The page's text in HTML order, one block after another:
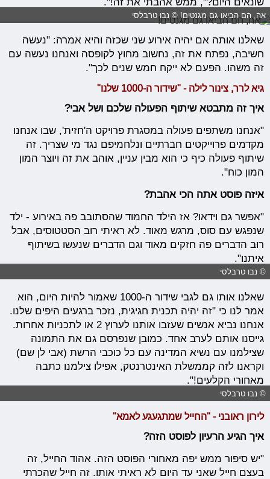
אה, הם הביאו גם מגנטים! © נבו טרבלסי
שאלנו אותה אם יהיה אירוע שני שכזה והיא אמרה: "נעשה
חשיבה, נפתח את זה, נחשוב מחוץ לקופסה ואנחנו נעשה עם
זה משהו. הפעם לא ייקח חמש שנים לכך".
גיא לרר, צינור לילה - "שידור ה-1000 שלנו"
איך זה מתבטא שיתוף הפעולה שלכם ושל אבי?
"אנחנו משתפים פעולה במסגרת פרויקט ה'חזית', שבו אנחנו
מקדמים פרוייקטים חברתיים ונלחמיפם נגד מי שצריך. זה
שיתוף פעולה כיף כי הוא מבין עניין, אוהב את זה ויוצר המון
המון כוח".
איזה פוסט אתה הכי אהבת?
"אפשר גם וידאו? אז הילד החמוד שהסתובב פה באירוע - ילד
שנפגש עם סוס, מרגש מאוד. לא ראיתי רוב הסטטוסים, אבל
רוב הדברים פה חזקים מאוד וגם הדברים שנעשו בשיתוף
איתנו".
© נבו טרבלסי
שאלנו אותו גם לגבי שידור ה-1000 שאמור להיות היום, הוא
אמר לנו כי "זה יהיה תכנית חגיגית, נזכר ברגעים היפים שלנו.
אנחנו נביא אנשים שעזבו אותנו לערוץ 2 או לתכניות אחרות.
גייסנו אותם לערב אחד. כמובן שנפרסם גם את התמונה
שצילמנו עם נשיא המדינה עם כל כוכבי הרשת (אבי לן שם)
וקראנו לזה קממשלת האינטרנטק, אפילו צילמנו כתבה
מאחורי הקלעים!".
© נבו טרבלסי
לירון ראובני - "החייל שמתגעגע לאמא"
איך הגיע הרעיון לפוסט הזה?
"יש סיפור ממש יפה מאחורי הפוסט הזה. אהוד החייל, זה
בעצם חייל שאני עד היום לא ראיתי אותו. זה חייל שהכרתי